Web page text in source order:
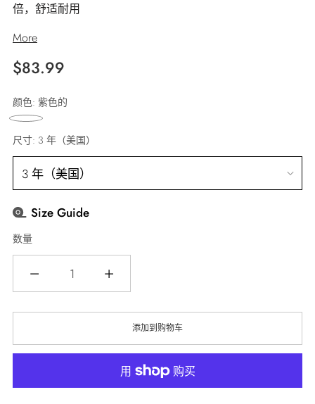
倍，舒适耐用
More
正
常
价
格
$83.99
颜色: 紫色的
尺寸: 3 年（美国）
Size Guide
数量
添加到购物车